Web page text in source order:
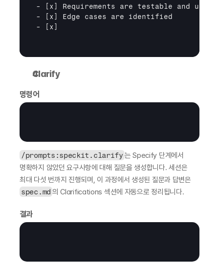
- [x]
Requirements are testable and
-
[x]
Edge cases are identified
-
[x]
Clarify
명령어
/prompts:speckit.clarify 는 Specify 단계에서
명확하지 않았던 요구사항에 대해 질문을 생성합니다. 세션은
spec.md 의 Clarifications 섹션에 자동으로 정리됩니다.
결과